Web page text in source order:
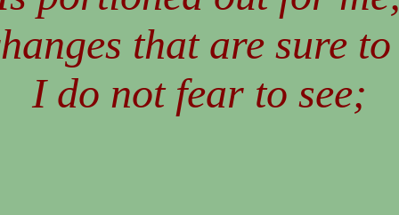
that are sure
I do not fear to see;